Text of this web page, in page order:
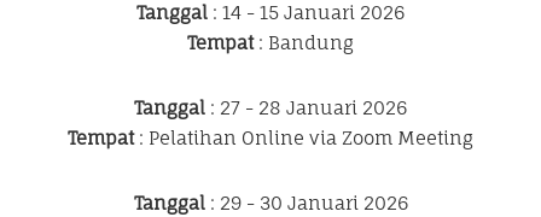
Tanggal : 14 - 15 Januari 2026
Tempat: Bandung
Tanggal : 27 - 28 Januari 2026
Tempat: Pelatihan Online via Zoom Meeting
Tanggal: 29 - 30 Januari 2026